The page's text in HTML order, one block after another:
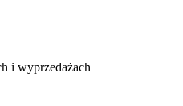
i wyprzedażach